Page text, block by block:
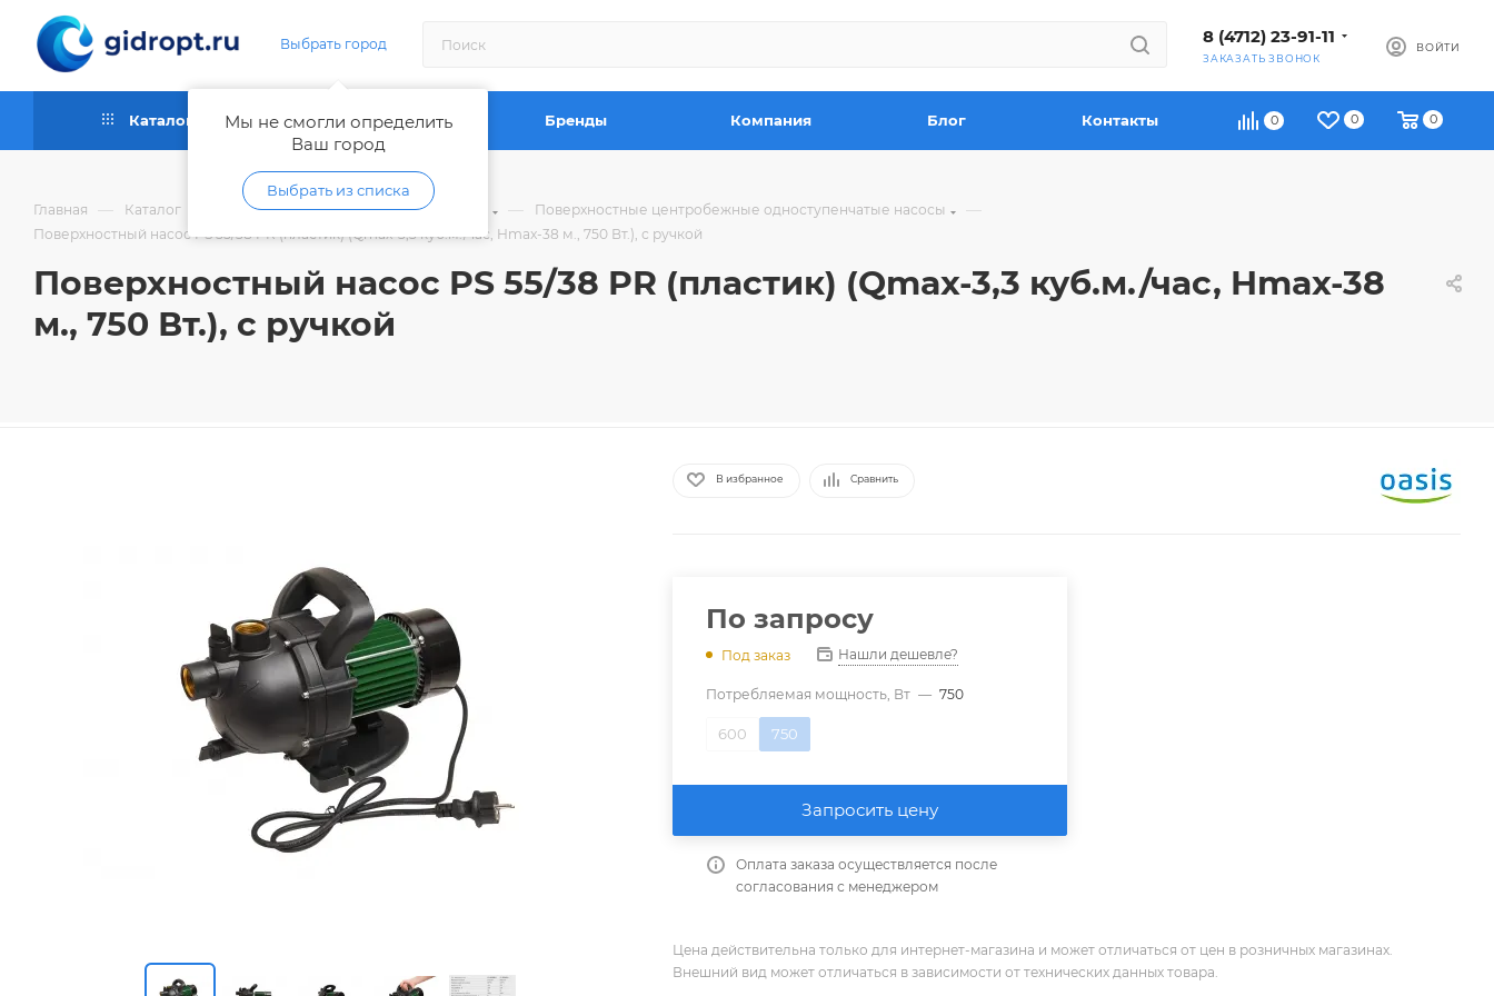
Выбрать город
Мы не смогли определить
Ваш город
Выбрать из списка
8 (4712) 23-91-11
ЗАКАЗАТЬ ЗВОНОК
ВОЙТИ
0 0 0
Каталог Как купить Бренды Компания Блог Контакты
Главная — Каталог Насосы — Поверхностные насосы — Поверхностные центробежные одноступенчатые насосы —
Поверхностный насос PS 55/38 PR (пластик) (Qmax-3,3 куб.м./час, Hmax-38 м., 750 Вт.), с ручкой
Поверхностный насос PS 55/38 PR (пластик) (Qmax-3,3 куб.м./час, Hmax-38
м., 750 Вт.), с ручкой
В избранное Сравнить
По запросу
Под заказ Нашли дешевле?
Потребляемая мощность, Вт — 750
600 750
Запросить цену
Оплата заказа осуществляется после
согласования с менеджером
Цена действительна только для интернет-магазина и может отличаться от цен в розничных магазинах.
Внешний вид может отличаться в зависимости от технических данных товара.